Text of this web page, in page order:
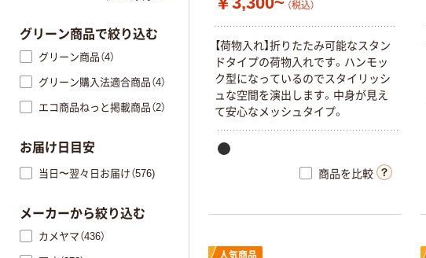
（税込）
【荷物入れ】折りたたみ可能なスタン
ドタイプの荷物入れです。ハンモッ
ク型になっているのでスタイリッシ
ュな空間を演出します。中身が見え
て安心なメッシュタイプ。
商品を比較
人気商品
グリーン商品で絞り込む
グリーン商品（4）
グリーン購入法適合商品（4）
エコ商品ねっと掲載商品（2）
お届け日目安
当日〜翌々日お届け（576)
メーカーから絞り込む
カメヤマ（436）